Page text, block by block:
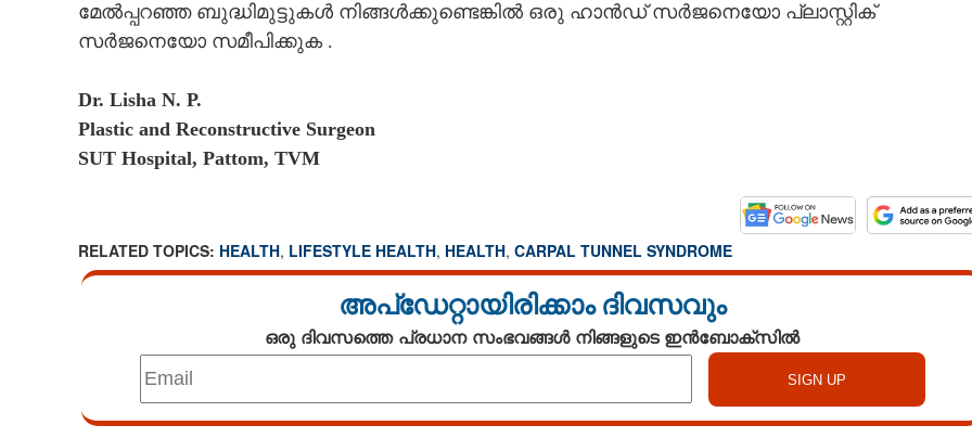
മേൽപ്പറഞ്ഞ ബുദ്ധിമുട്ടുകൾ നിങ്ങൾക്കുണ്ടെങ്കിൽ ഒരു ഹാൻഡ് സർജനെയോ പ്ലാസ്റ്റിക്
സർജനെയോ സമീപിക്കുക .
Dr. Lisha N. P.
Plastic and Reconstructive Surgeon
SUT Hospital, Pattom, TVM
RELATED TOPICS: HEALTH, LIFESTYLE HEALTH, HEALTH, CARPAL TUNNEL SYNDROME
അപ്ഡേറ്റായിരിക്കാം ദിവസവും
ഒരു ദിവസത്തെ പ്രധാന സംഭവങ്ങൾ നിങ്ങളുടെ ഇൻബോക്സിൽ